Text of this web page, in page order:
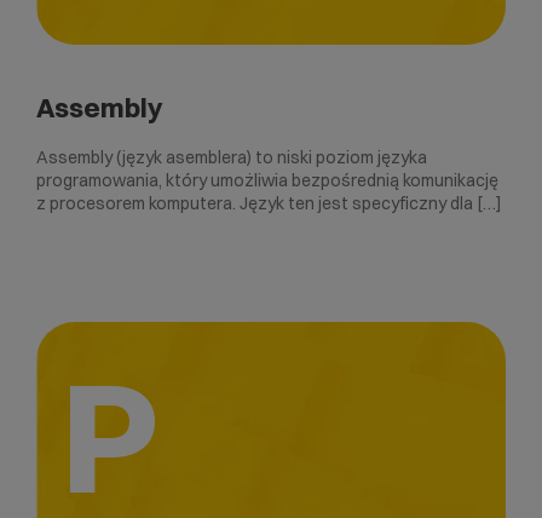
Assembly
Assembly (język asemblera) to niski poziom języka
programowania, który umożliwia bezpośrednią komunikację
z procesorem komputera. Język ten jest specyficzny dla […]
P